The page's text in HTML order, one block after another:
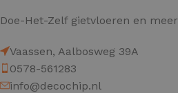
Doe-Het-Zelf gietvloeren en meer
Vaassen, Aalbosweg 39A
0578-561283
info@decochip.nl